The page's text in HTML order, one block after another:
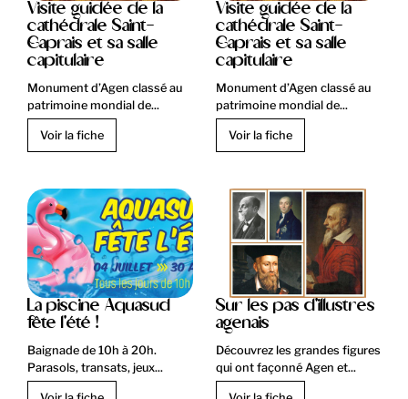
Visite guidée de la
cathédrale Saint-
Caprais et sa salle
capitulaire
Monument d’Agen classé au
patrimoine mondial de...
Voir la fiche
Visite guidée de la
cathédrale Saint-
Caprais et sa salle
capitulaire
Monument d’Agen classé au
patrimoine mondial de...
Voir la fiche
La piscine Aquasud
fête l'été !
Baignade de 10h à 20h.
Parasols, transats, jeux...
Sur les pas d'illustres
agenais
Découvrez les grandes figures
qui ont façonné Agen et...